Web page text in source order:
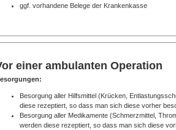
ggf. vorhandene Belege der Krankenkasse
einer ambulanten Operation
Besorgung aller Hilfsmittel (Krücken,
diese rezeptiert, so dass man sich diese vorher
Besorgung aller Medikamente (Schmerzmittel,
werden diese rezeptiert, so dass man sich diese